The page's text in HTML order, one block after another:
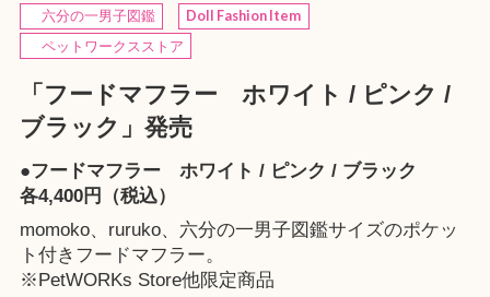
六分の一男子図鑑
Doll Fashion Item
ペットワークスストア
「フードマフラー ホワイト / ピンク /
ブラック」発売
●フードマフラー ホワイト / ピンク / ブラック
各4,400円（税込）
momoko、ruruko、六分の一男子図鑑サイズのポケッ
ト付きフードマフラー。
※ PetWORKs Store他限定商品